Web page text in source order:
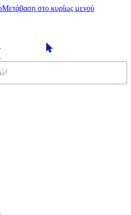
Μετάβαση στο κυρίως μενού